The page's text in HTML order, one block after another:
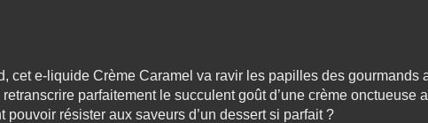
cet e-liquide Crème Caramel va ravir les papilles des
parfaitement le succulent goûtd’une crème onctueuse
résister aux saveurs d’un dessert si parfait ?